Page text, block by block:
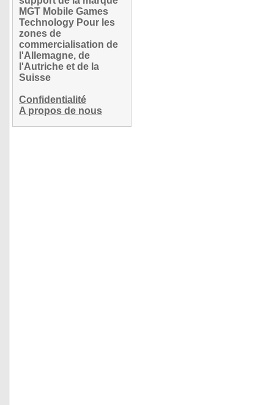
MGT Mobile Games
Technology Pour les
zones de
commercialisation de
l'Allemagne, de
l'Autriche et de la
Suisse
Confidentialité
A propos de nous